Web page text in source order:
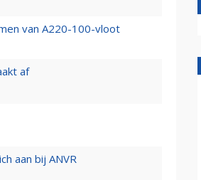
van A220-100-vloot
af
aan bij ANVR